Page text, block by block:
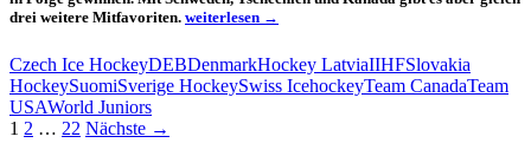
drei weitere Mitfavoriten. Alle
Dinge
sind
3
weiterlesen →
Czech Ice HockeyDEBDenmarkHockey LatviaIIHFSlovakia
HockeySuomiSverige HockeySwiss IcehockeyTeam CanadaTeam
USAWorld Juniors
Beitragsnavigation
1 2 … 22 Nächste →